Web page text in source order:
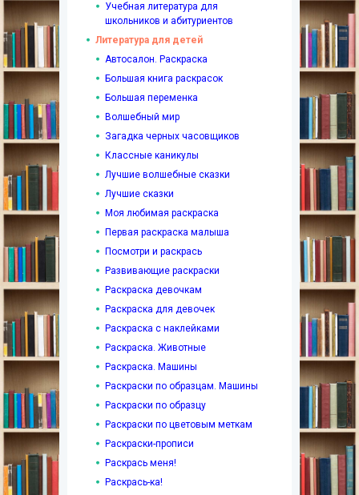
Учебная литература для
школьников и абитуриентов
Литература для детей
Автосалон. Раскраска
Большая книга раскрасок
Большая переменка
Волшебный мир
Загадка черных часовщиков
Классные каникулы
Лучшие волшебные сказки
Лучшие сказки
Моя любимая раскраска
Первая раскраска малыша
Посмотри и раскрась
Развивающие раскраски
Раскраска девочкам
Раскраска для девочек
Раскраска с наклейками
Раскраска. Животные
Раскраска. Машины
Раскраски по образцам. Машины
Раскраски по образцу
Раскраски по цветовым меткам
Раскраски-прописи
Раскрась меня!
Раскрась-ка!